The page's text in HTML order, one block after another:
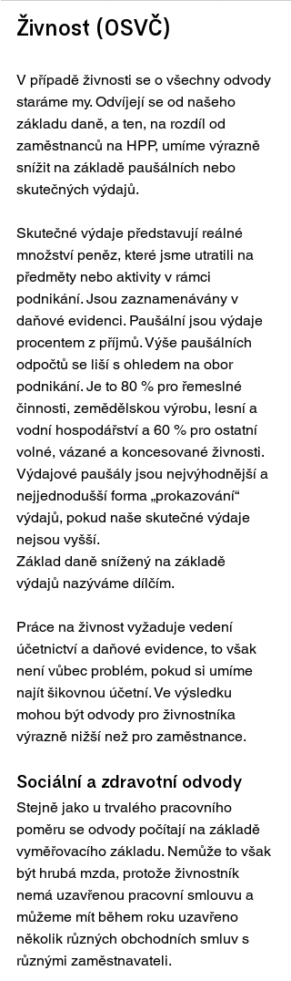
Živnost (OSVČ)
V případě živnosti se o všechny odvody
staráme my. Odvíjejí se od našeho
základu daně, a ten, na rozdíl od
zaměstnanců na HPP, umíme výrazně
snížit na základě paušálních nebo
skutečných výdajů.
Skutečné výdaje představují reálné
množství peněz, které jsme utratili na
předměty nebo aktivity v rámci
podnikání. Jsou zaznamenávány v
daňové evidenci. Paušální jsou výdaje
procentem z příjmů. Výše paušálních
odpočtů se liší s ohledem na obor
podnikání. Je to 80 % pro řemeslné
činnosti, zemědělskou výrobu, lesní a
vodní hospodářství a 60 % pro ostatní
volné, vázané a koncesované živnosti.
Výdajové paušály jsou nejvýhodnější a
nejjednodušší forma „prokazování“
výdajů, pokud naše skutečné výdaje
nejsou vyšší.
Základ daně snížený na základě
výdajů nazýváme dílčím.
Práce na živnost vyžaduje vedení
účetnictví a daňové evidence, to však
není vůbec problém, pokud si umíme
najít šikovnou účetní. Ve výsledku
mohou být odvody pro živnostníka
výrazně nižší než pro zaměstnance.
Sociální a zdravotní odvody
Stejně jako u trvalého pracovního
poměru se odvody počítají na základě
vyměřovacího základu. Nemůže to však
být hrubá mzda, protože živnostník
nemá uzavřenou pracovní smlouvu a
můžeme mít během roku uzavřeno
několik různých obchodních smluv s
různými zaměstnavateli.